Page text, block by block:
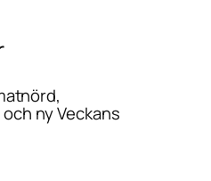
ny Veckans